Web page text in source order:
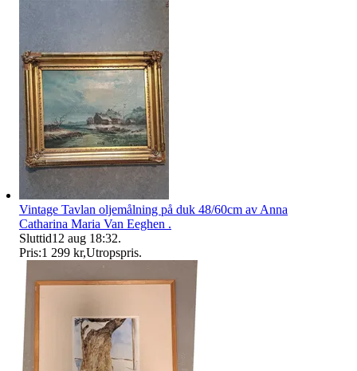
Vintage Tavlan oljemålning på duk 48/60cm av Anna
Catharina Maria Van Eeghen .
Sluttid12 aug 18:32.
Pris:1 299 kr,Utropspris.